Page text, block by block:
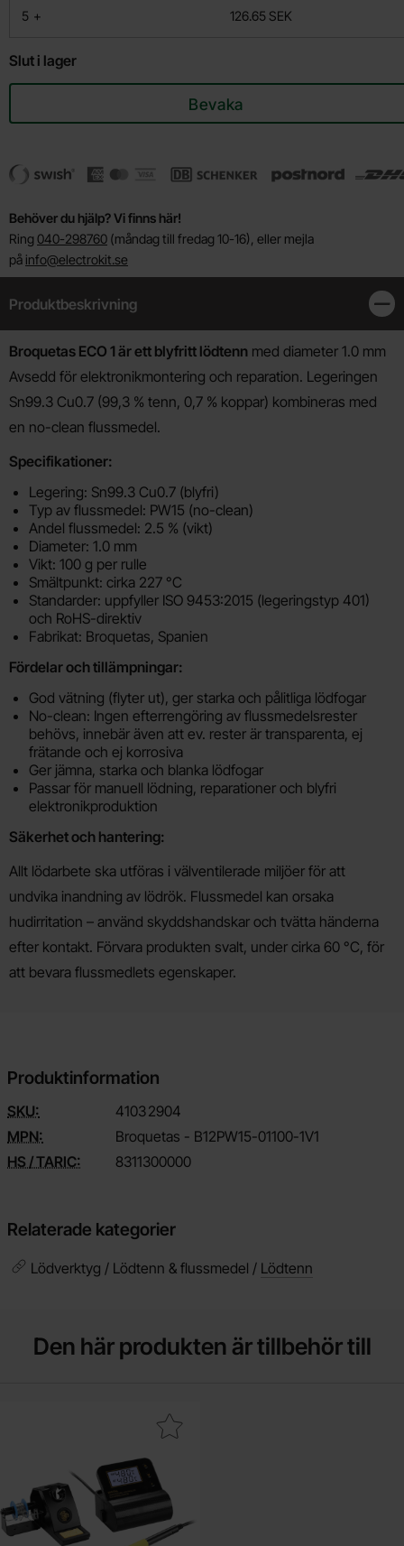
5 +
till 126.65 SEK
Slut i lager
Bevaka
Behöver du hjälp? Vi finns här!
Ring 040-298760 (måndag till fredag 10-16), eller mejla
på info@electrokit.se
Produktbeskrivning
Produktbeskrivning
Broquetas ECO 1 är ett blyfritt lödtenn med diameter 1.0 mm
Avsedd för elektronikmontering och reparation. Legeringen
Sn99.3 Cu0.7 (99,3 % tenn, 0,7 % koppar) kombineras med
en no-clean flussmedel.
Specifikationer:
Legering: Sn99.3 Cu0.7 (blyfri)
Typ av flussmedel: PW15 (no-clean)
Andel flussmedel: 2.5 % (vikt)
Diameter: 1.0 mm
Vikt: 100 g per rulle
Smältpunkt: cirka 227 °C
Standarder: uppfyller ISO 9453:2015 (legeringstyp 401)
och RoHS-direktiv
Fabrikat: Broquetas, Spanien
Fördelar och tillämpningar:
God vätning (flyter ut), ger starka och pålitliga lödfogar
No-clean: Ingen efterrengöring av flussmedelsrester
behövs, innebär även att ev. rester är transparenta, ej
frätande och ej korrosiva
Ger jämna, starka och blanka lödfogar
Passar för manuell lödning, reparationer och blyfri
elektronikproduktion
Säkerhet och hantering:
Allt lödarbete ska utföras i välventilerade miljöer för att
undvika inandning av lödrök. Flussmedel kan orsaka
hudirritation – använd skyddshandskar och tvätta händerna
efter kontakt. Förvara produkten svalt, under cirka 60 °C, för
att bevara flussmedlets egenskaper.
Produktinformation
SKU: 41032904
MPN:
Broquetas - B12PW15-01100-1V1
HS / TARIC:
8311300000
Relaterade kategorier
Lödverktyg / Lödtenn & flussmedel / Lödtenn
Den här produkten är tillbehör till
Makera lödstation 25W ZD-8903A som favorit